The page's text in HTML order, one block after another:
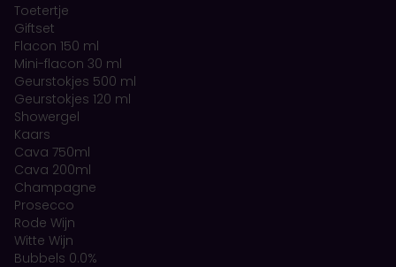
Toetertje
Giftset
Flacon 150 ml
Mini-flacon 30 ml
Geurstokjes 500 ml
Geurstokjes 120 ml
Showergel
Kaars
Cava 750ml
Cava 200ml
Champagne
Prosecco
Rode Wijn
Witte Wijn
Bubbels 0.0%